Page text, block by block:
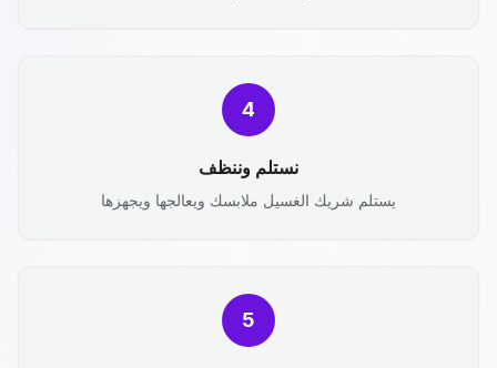
4
نستلم وننظف
يستلم شريك الغسيل ملابسك ويعالجها ويجهزها
5